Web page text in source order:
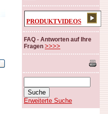
PRODUKTVIDEOS
FAQ - Antworten auf Ihre
Fragen >>>>
Erweiterte Suche